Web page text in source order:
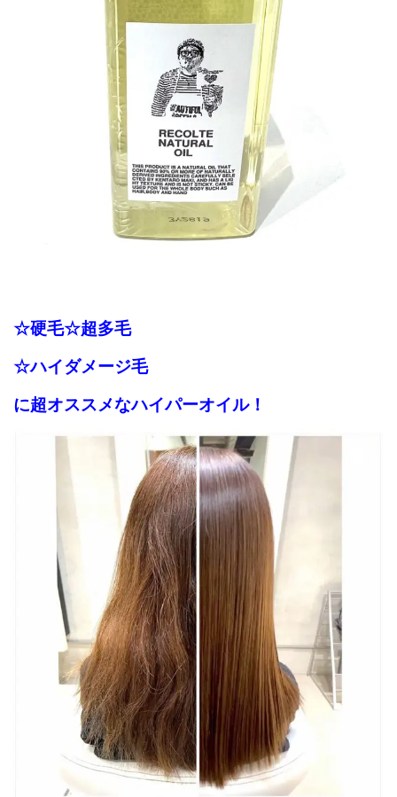
☆硬毛☆超多毛
☆ハイダメージ毛
に超オススメなハイパーオイル！